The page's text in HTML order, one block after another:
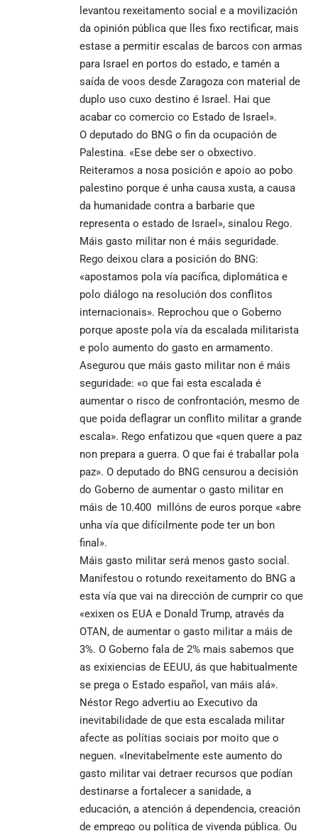
levantou rexeitamento social e a movilización
da opinión pública que lles fixo rectificar, mais
estase a permitir escalas de barcos con armas
para Israel en portos do estado, e tamén a
saída de voos desde Zaragoza con material de
duplo uso cuxo destino é Israel. Hai que
acabar co comercio co Estado de Israel».
O deputado do BNG o fin da ocupación de
Palestina. «Ese debe ser o obxectivo.
Reiteramos a nosa posición e apoio ao pobo
palestino porque é unha causa xusta, a causa
da humanidade contra a barbarie que
representa o estado de Israel», sinalou Rego.
Máis gasto militar non é máis seguridade.
Rego deixou clara a posición do BNG:
«apostamos pola vía pacífica, diplomática e
polo diálogo na resolución dos conflitos
internacionais». Reprochou que o Goberno
porque aposte pola vía da escalada militarista
e polo aumento do gasto en armamento.
Asegurou que máis gasto militar non é máis
seguridade: «o que fai esta escalada é
aumentar o risco de confrontación, mesmo de
que poida deflagrar un conflito militar a grande
escala». Rego enfatizou que «quen quere a paz
non prepara a guerra. O que fai é traballar pola
paz». O deputado do BNG censurou a decisión
do Goberno de aumentar o gasto militar en
máis de 10.400 millóns de euros porque «abre
unha vía que difícilmente pode ter un bon
final».
Máis gasto militar será menos gasto social.
Manifestou o rotundo rexeitamento do BNG a
esta vía que vai na dirección de cumprir co que
«exixen os EUA e Donald Trump, através da
OTAN, de aumentar o gasto militar a máis de
3%. O Goberno fala de 2% mais sabemos que
as exixiencias de EEUU, ás que habitualmente
se prega o Estado español, van máis alá».
Néstor Rego advertiu ao Executivo da
inevitabilidade de que esta escalada militar
afecte as polítias sociais por moito que o
neguen. «Inevitabelmente este aumento do
gasto militar vai detraer recursos que podían
destinarse a fortalecer a sanidade, a
educación, a atención á dependencia, creación
de emprego ou política de vivenda pública. Ou